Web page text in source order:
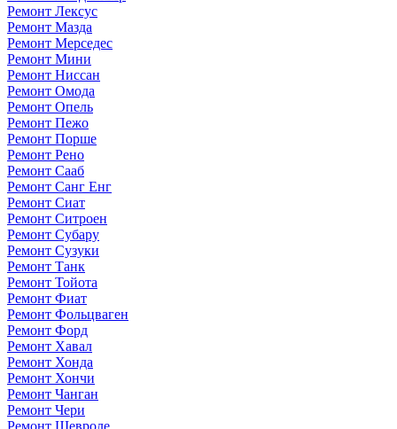
Ремонт Лексус
Ремонт Мазда
Ремонт Мерседес
Ремонт Мини
Ремонт Ниссан
Ремонт Омода
Ремонт Опель
Ремонт Пежо
Ремонт Порше
Ремонт Рено
Ремонт Сааб
Ремонт Санг Енг
Ремонт Сиат
Ремонт Ситроен
Ремонт Субару
Ремонт Сузуки
Ремонт Танк
Ремонт Тойота
Ремонт Фиат
Ремонт Фольцваген
Ремонт Форд
Ремонт Хавал
Ремонт Хонда
Ремонт Хончи
Ремонт Чанган
Ремонт Чери
Ремонт Шевроле